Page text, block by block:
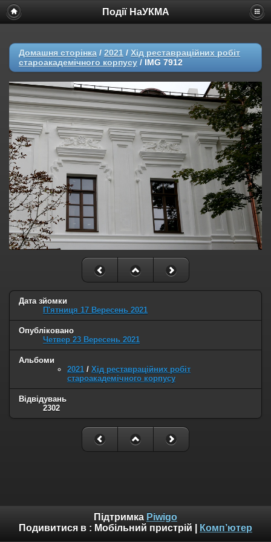
Події НаУКМА
Домашня сторінка / 2021 / Хід реставраційних робіт
староакадемічного корпусу / IMG 7912
Дата зйомки
П'ятниця 17 Вересень 2021
Опубліковано
Четвер 23 Вересень 2021
Альбоми
2021 / Хід реставраційних робіт
староакадемічного корпусу
Відвідувань
2302
Підтримка Piwigo
Подивитися в : Мобільний пристрій Комп’ютер